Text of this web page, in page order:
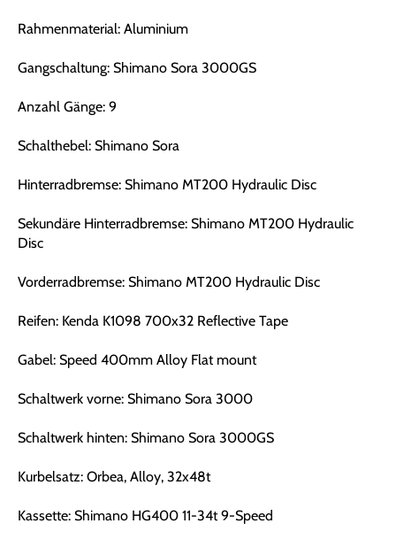
Rahmenmaterial: Aluminium
Gangschaltung: Shimano Sora 3000GS
Anzahl Gänge: 9
Schalthebel: Shimano Sora
Hinterradbremse: Shimano MT200 Hydraulic Disc
Sekundäre Hinterradbremse: Shimano MT200 Hydraulic
Disc
Vorderradbremse: Shimano MT200 Hydraulic Disc
Reifen: Kenda K1098 700x32 Reflective Tape
Gabel: Speed 400mm Alloy Flat mount
Schaltwerk vorne: Shimano Sora 3000
Schaltwerk hinten: Shimano Sora 3000GS
Kurbelsatz: Orbea, Alloy, 32x48t
Kassette: Shimano HG400 11-34t 9-Speed